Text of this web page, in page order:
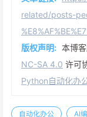
related/posts-
版权声明: 本博
NC-SA 4.0 许可
Python自动化办
自动化办公 AI